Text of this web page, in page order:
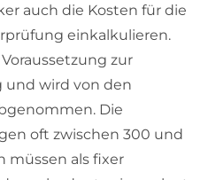
auch die Kosten für die
einkalkulieren.
zur
und wird von den
Die
oft zwischen 300 und
müssen als fixer